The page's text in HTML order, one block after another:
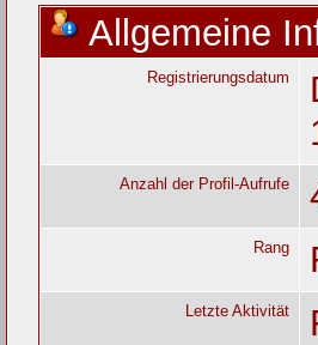
Allgemeine
Registrierungsdatum
Anzahl der Profil-Aufrufe
Rang
Letzte Aktivität